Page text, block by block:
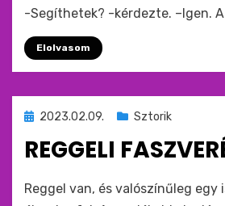
-Segíthetek? -kérdezte. –Igen.
Elolvasom
Beküldve
2023.02.09. Sztorik
REGGELI
monkey
Reggel van, és valószínűleg egy